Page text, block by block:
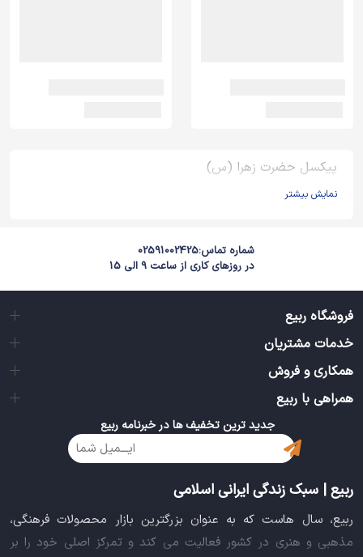
پیکسل حضرت زهرا (س)
نمایش بیشتر
شماره تماس:02591002425
در روزهای کاری از ساعت 9 الی 15
فروشگاه ربیع
خدمات مشتریان
همکاری و فروش
همراهی با ربیع
جدید ترین تخفیف ها در خبرنامه ربیع
ربیع | سبک زندگی ایرانی اسلامی
ربیع، سال هاست که به عنوان بزرگترین بازار محصولات فرهنگی،
مذهبی و هنری در کشور فعالیت می کند و تمرکز اصلی خود را بر